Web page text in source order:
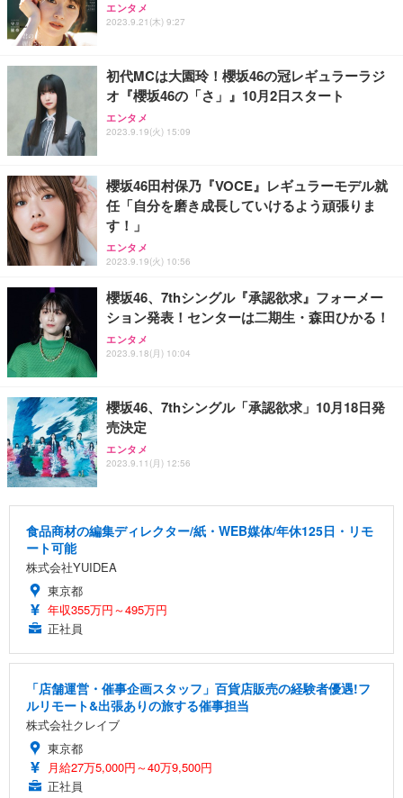
エンタメ
2023.9.21(木) 9:27
初代MCは大園玲！櫻坂46の冠レギュラーラジ
オ『櫻坂46の「さ」』10月2日スタート
エンタメ
2023.9.19(火) 15:09
櫻坂46田村保乃『VOCE』レギュラーモデル就
任「自分を磨き成長していけるよう頑張りま
す！」
エンタメ
2023.9.19(火) 10:56
櫻坂46、7thシングル『承認欲求』フォーメー
ション発表！センターは二期生・森田ひかる！
エンタメ
2023.9.18(月) 10:04
櫻坂46、7thシングル「承認欲求」10月18日発
売決定
エンタメ
2023.9.11(月) 12:56
食品商材の編集ディレクター/紙・WEB媒体/年休125日・リモ
ート可能
株式会社YUIDEA
東京都
年収355万円～495万円
正社員
「店舗運営・催事企画スタッフ」百貨店販売の経験者優遇!フ
ルリモート&出張ありの旅する催事担当
株式会社クレイブ
東京都
月給27万5,000円～40万9,500円
正社員